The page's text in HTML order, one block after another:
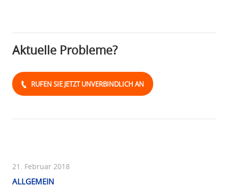
Aktuelle Probleme?
RUFEN SIE JETZT UNVERBINDLICH AN
21. Februar 2018
ALLGEMEIN